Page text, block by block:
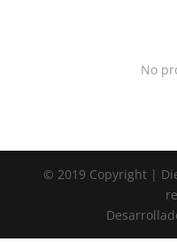
No
© 2019 Copyright |